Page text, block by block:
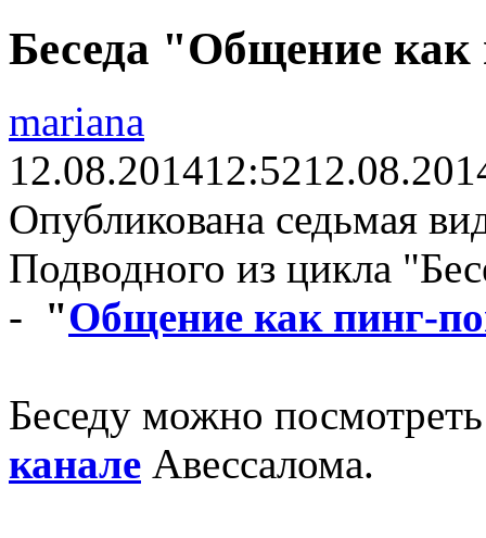
Беседа "Общение
mariana
12.08.201412:52
Опубликована седьмая
Подводного из цикла
- "Общение как пинг-
Беседу можно
канале Авессалома.